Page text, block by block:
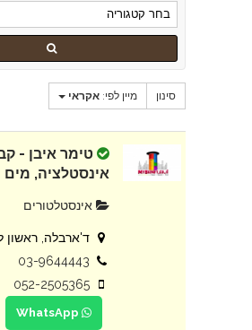
סינון מיין לפי: אקראי
טימר איבן -
אינסטלציה, מים
אינסטלטורים
ד'ארבלה, ראשון
03-9644443
052-2505365